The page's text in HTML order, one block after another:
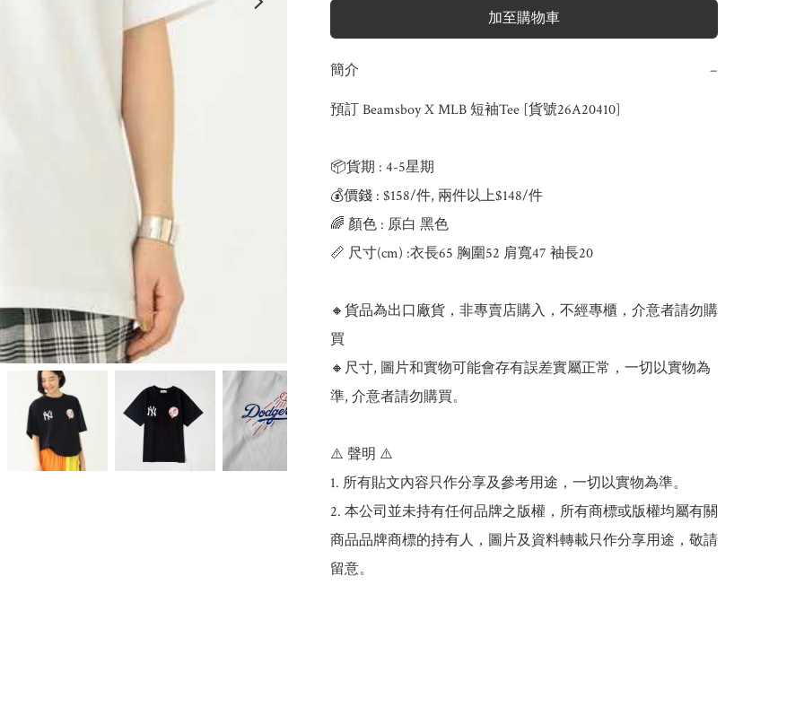
加至購物車
簡介 −
預訂 Beamsboy X MLB 短袖Tee [貨號26A20410]
📦貨期 : 4-5星期
💰價錢 : $158/件, 兩件以上$148/件
🌈 顏色 : 原白 黑色
📏 尺寸(cm) :衣長65 胸圍52 肩寬47 袖長20
🔸貨品為出口廠貨，非專賣店購入，不經專櫃，介意者請勿購
買
🔸尺寸, 圖片和實物可能會存有誤差實屬正常，一切以實物為
準, 介意者請勿購買。
⚠️ 聲明 ⚠️
1. 所有貼文內容只作分享及參考用途，一切以實物為準。
2. 本公司並未持有任何品牌之版權，所有商標或版權均屬有關
商品品牌商標的持有人，圖片及資料轉載只作分享用途，敬請
留意。